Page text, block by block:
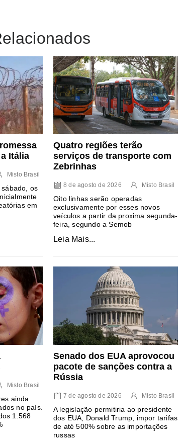
Itália
Misto Brasil
os
em
Quatro regiões terão
serviços de transporte com
Zebrinhas
8 de agosto de 2026 Misto Brasil
Oito linhas serão operadas
exclusivamente por esses novos
veículos a partir da proxima segunda-
feira, segundo a Semob
Leia Mais...
Misto Brasil
ainda
no país.
1.568
Senado dos EUA aprovocou
pacote de sanções contra a
Rússia
7 de agosto de 2026 Misto Brasil
A legislação permitiria ao presidente
dos EUA, Donald Trump, impor tarifas
de até 500% sobre as importações
russas